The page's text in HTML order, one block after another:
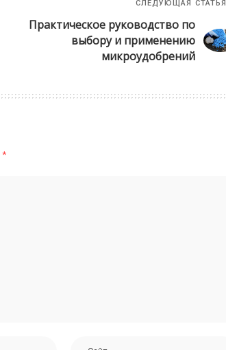
СЛЕДУЮЩАЯ СТАТЬЯ
Практическое руководство по
выбору и применению
микроудобрений
*